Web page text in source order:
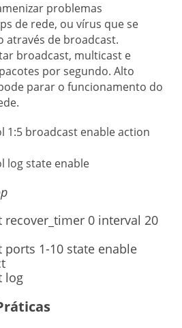
problemas
de rede, ou vírus que se
através de broadcast.
broadcast, multicast e
por segundo. Alto
parar o funcionamento do
broadcast enable action
log state enable
0 interval 20
1-10 state enable
log